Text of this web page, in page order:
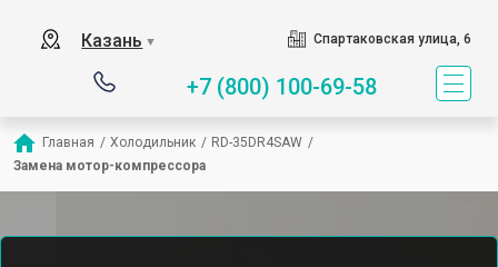
Казань ▼ Спартаковская улица, 6
+7 (800) 100-69-58
Главная / Холодильник / RD-35DR4SAW /
Замена мотор-компрессора